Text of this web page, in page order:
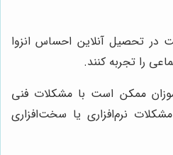
در تحصیل آنلاین احساس انزوا
را تجربه کنند.
ممکن است با مشکلات فنی
نرم‌افزاری یا سخت‌افزاری